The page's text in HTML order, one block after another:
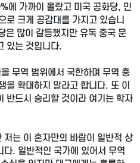
에 가까이 올랐고 미국 공화당, 민
로 크게 공감대를 가지고 있습니
은 많이 갈등했지만 유독 중국 문
있는 것입니다.
무역 범위에서 국한하며 무역 충
을 확대하지 말라고 합니다. 또 이
반드시 승리할 것이라 여기는 학자
는 이 혼자만의 바람이 일반적 상
. 일반적인 국가에 있어서 무역